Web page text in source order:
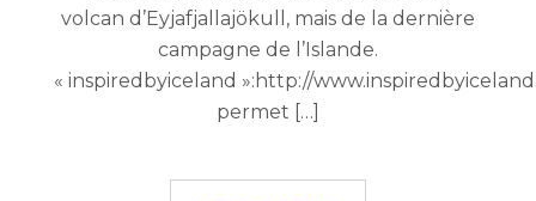
volcan d’Eyjafjallajökull, mais de la dernière
campagne de l’Islande.
« inspiredbyiceland »:http://
permet […]